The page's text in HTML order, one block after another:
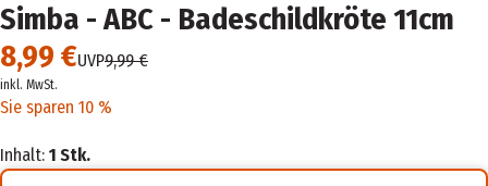
Simba - ABC - Badeschildkröte 11cm
8,99 €UVP9,99 €
inkl. MwSt.
Sie sparen 10 %
Inhalt: 1 Stk.